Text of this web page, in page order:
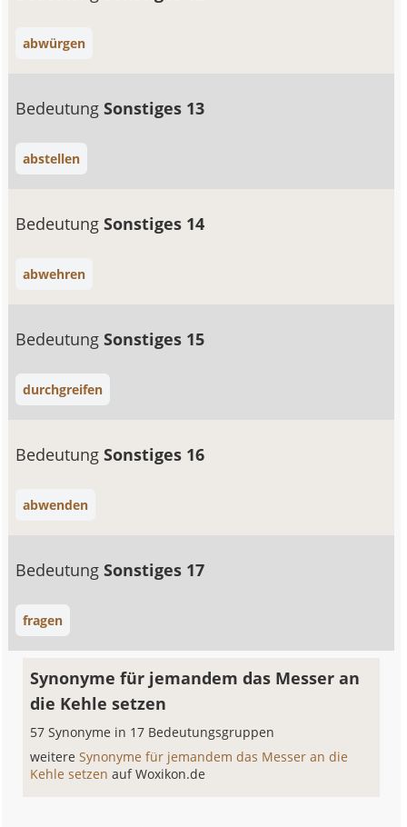
abwürgen
BedeutungSonstiges 13
abstellen
BedeutungSonstiges 14
abwehren
BedeutungSonstiges 15
durchgreifen
BedeutungSonstiges 16
abwenden
BedeutungSonstiges 17
fragen
Synonyme für jemandem das Messer an
die Kehle setzen
57 Synonyme in 17 Bedeutungsgruppen
weitereSynonyme für jemandem das Messer an die
Kehle setzenauf Woxikon.de